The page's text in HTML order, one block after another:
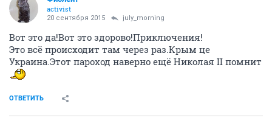
activist
20 сентября 2015 july_morning
Вот это да!Вот это здорово!Приключения!
Это всё происходит там через раз.Крым це
Украина.Этот пароход наверно ещё Николая II помнит
ОТВЕТИТЬ